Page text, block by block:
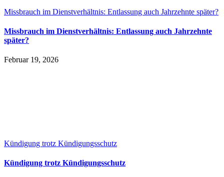
Missbrauch im Dienstverhältnis: Entlassung auch Jahrzehnte später?
Missbrauch im Dienstverhältnis: Entlassung auch Jahrzehnte
später?
Februar 19, 2026
Kündigung trotz Kündigungsschutz
Kündigung trotz Kündigungsschutz